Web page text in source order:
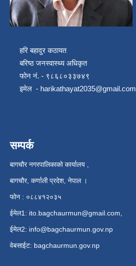
हरि बहादुर कठायत
बरिष्ठ जनस्वास्थ्य अधिकृत
फोन नं. - ९८६८०३३७४९
इमेल - harikathayat2035@gmail.com
सम्पर्क
बागचौर नगरपालिकाको कार्यालय ,
बागचौर, कर्णाली प्रदेश, नेपाल ।
फोन : ०८८४१२०३५
ईमेल1: ito.bagchaurmun@gmail.com,
ईमेल2: info@bagchaurmun.gov.np
वे‍बसाईट: bagchaurmun.gov.np